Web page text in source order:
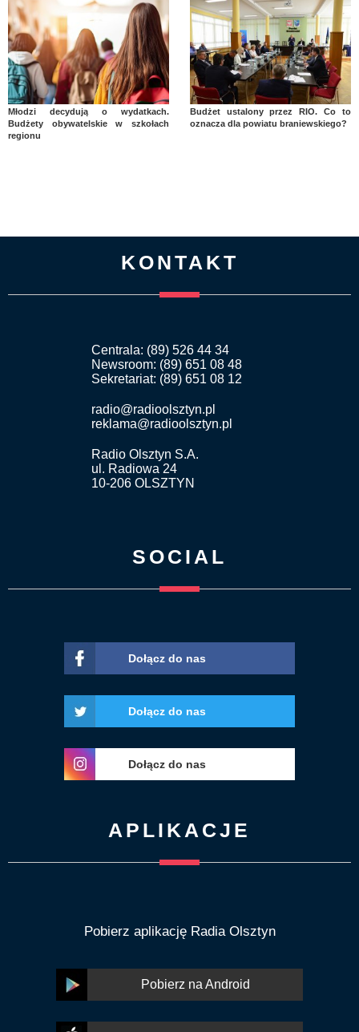
Młodzi decydują o wydatkach.
Budżety obywatelskie w szkołach
regionu
Budżet ustalony przez RIO. Co to
oznacza dla powiatu braniewskiego?
KONTAKT
Centrala: (89) 526 44 34
Newsroom: (89) 651 08 48
Sekretariat: (89) 651 08 12
radio@radioolsztyn.pl
reklama@radioolsztyn.pl
Radio Olsztyn S.A.
ul. Radiowa 24
10-206 OLSZTYN
SOCIAL
Dołącz do nas
Dołącz do nas
Dołącz do nas
APLIKACJE
Pobierz aplikację Radia Olsztyn
Pobierz na Android